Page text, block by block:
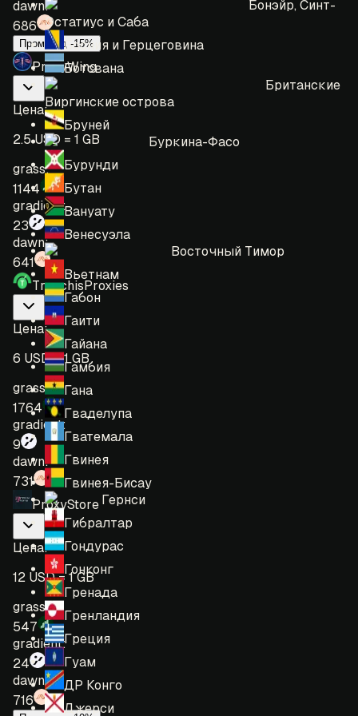
Бонэйр, Синт-
Эстатиус и Саба
Босния и Герцеговина
Ботсвана
Британские
Виргинские острова
Бруней
Буркина-Фасо
Бурунди
Бутан
Вануату
Венесуэла
Восточный Тимор
Вьетнам
Габон
Гаити
Гайана
Гамбия
Гана
Гваделупа
Гватемала
Гвинея
Гвинея-Бисау
Гернси
Гибралтар
Гондурас
Гонконг
Гренада
Гренландия
Греция
Гуам
ДР Конго
Джерси
dawn:
686
Промокод -15%
ProxyWing
Цена:
2.5 USD = 1 GB
grass:
1144
gradient:
23
dawn:
641
TravchisProxies
Цена:
6 USD = 1 GB
grass:
1764
gradient:
9
dawn:
731
ProxyStore
Цена:
12 USD = 1 GB
grass:
547
gradient:
24
dawn:
716